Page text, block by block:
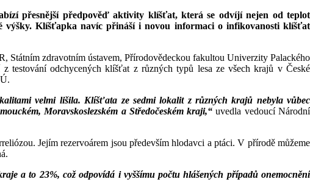
přesnější předpověď aktivity klíšťat, která se odvíjí nejen od teplot
výšky. Klíšťapka navíc přináší i novou informaci o infikovanosti klíšťat
Státním zdravotním ústavem, Přírodovědeckou fakultou Univerzity Palackého
testování odchycených klíšťat z různých typů lesa ze všech krajů v České
velmi lišila. Klíšťata ze sedmi lokalit z různých krajů nebyla vůbec
Moravskoslezském a Středočeském kraji,“ uvedla vedoucí Národní
Jejím rezervoárem jsou především hlodavci a ptáci. V přírodě můžeme
a to 23%, což odpovídá i vyššímu počtu hlášených případů onemocnění